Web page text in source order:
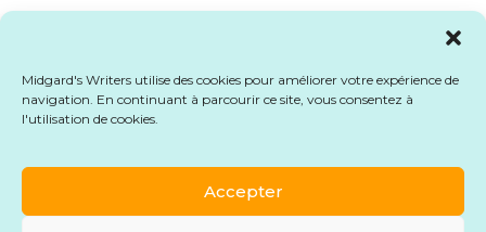
Midgard's Writers utilise des cookies pour améliorer votre expérience de
navigation. En continuant à parcourir ce site, vous consentez à
l'utilisation de cookies.
Accepter
Mentions légales - CGU - CGV - Formulaire de
rétractation